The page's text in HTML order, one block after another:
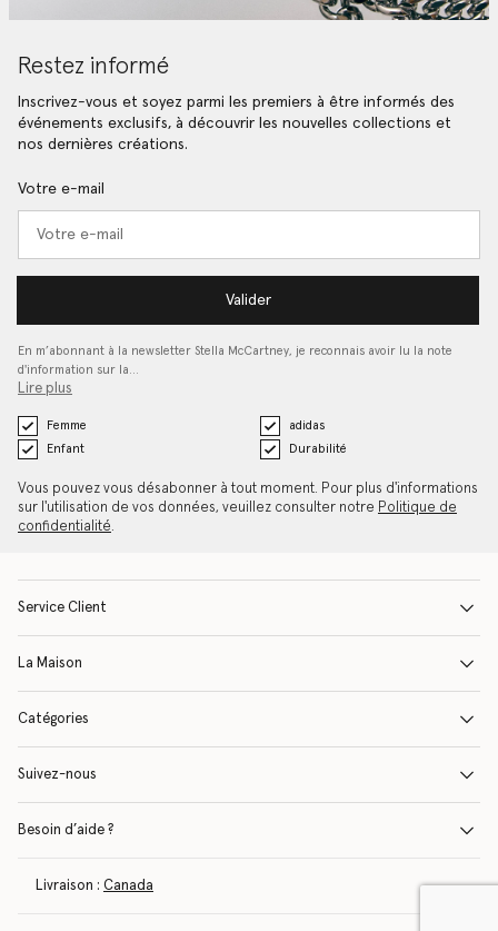
Restez informé
Inscrivez-vous et soyez parmi les premiers à être informés des
événements exclusifs, à découvrir les nouvelles collections et
nos dernières créations.
Votre e-mail
Valider
En m’abonnant à la newsletter Stella McCartney, je reconnais avoir lu la note
d'information sur la…
Lire plus
Femme
adidas
Enfant
Durabilité
Vous pouvez vous désabonner à tout moment. Pour plus d'informations
sur l'utilisation de vos données, veuillez consulter notre Politique de
confidentialité.
Service Client
La Maison
Catégories
Suivez-nous
Besoin d’aide ?
Livraison : Canada